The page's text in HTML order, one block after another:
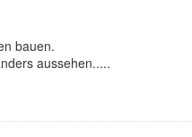
bauen.
aussehen.....